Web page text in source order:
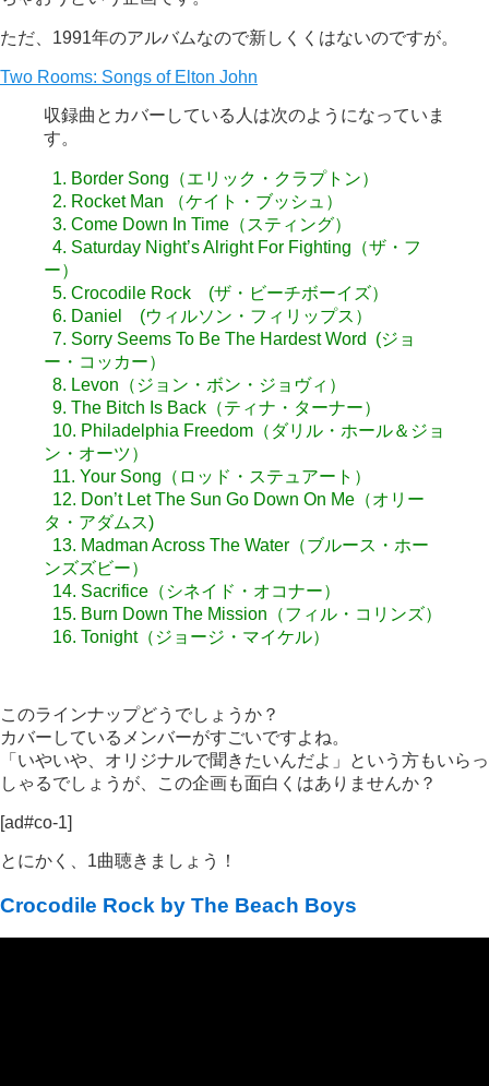
ただ、1991年のアルバムなので新しくくはないのですが。
Two Rooms: Songs of Elton John
収録曲とカバーしている人は次のようになっていま
す。
1. Border Song（エリック・クラプトン）
2. Rocket Man （ケイト・ブッシュ）
3. Come Down In Time（スティング）
4. Saturday Night’s Alright For Fighting（ザ・フ
ー）
5. Crocodile Rock (ザ・ビーチボーイズ）
6. Daniel (ウィルソン・フィリップス）
7. Sorry Seems To Be The Hardest Word (ジョ
ー・コッカー）
8. Levon（ジョン・ボン・ジョヴィ）
9. The Bitch Is Back（ティナ・ターナー）
10. Philadelphia Freedom（ダリル・ホール＆ジョ
ン・オーツ）
11. Your Song（ロッド・ステュアート）
12. Don’t Let The Sun Go Down On Me（オリー
タ・アダムス)
13. Madman Across The Water（ブルース・ホー
ンズズビー）
14. Sacrifice（シネイド・オコナー）
15. Burn Down The Mission（フィル・コリンズ）
16. Tonight（ジョージ・マイケル）
このラインナップどうでしょうか？
カバーしているメンバーがすごいですよね。
「いやいや、オリジナルで聞きたいんだよ」という方もいらっ
しゃるでしょうが、この企画も面白くはありませんか？
[ad#co-1]
とにかく、1曲聴きましょう！
Crocodile Rock by The Beach Boys